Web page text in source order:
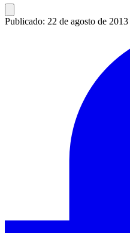
Publicado: 22 de agosto de 2013